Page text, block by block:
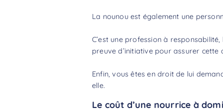
La nounou est également une
C’est une profession à
preuve d’initiative pour assurer cette
Enfin, vous êtes en droit de lui
elle.
Le coût d’une nourrice à